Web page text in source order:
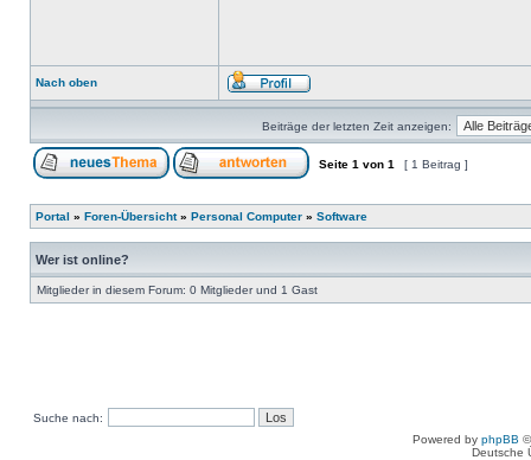
Nach oben
Beiträge der letzten Zeit anzeigen:
Seite 1 von 1 [ 1 Beitrag ]
Portal » Foren-Übersicht» Personal Computer » Software
Wer ist online?
Mitglieder in diesem Forum: 0 Mitglieder und 1 Gast
Suche nach:
Powered by phpBB
Deutsche